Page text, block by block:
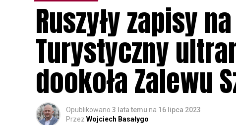
Ruszyły zapisy
Turystyczny
dookoła Zalewu
Opublikowano 3 lata temu na 16 lipca 2023
Przez Wojciech Basałygo